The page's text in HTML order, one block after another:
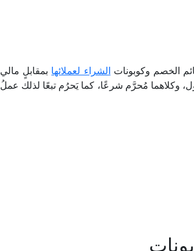
الخصم وكوبونات الشراء لعملائها بمقابلٍ مالي
وكلاهما مُحرَّم شرعًا، كما يَحرُم تبعًا لذلك عملُ